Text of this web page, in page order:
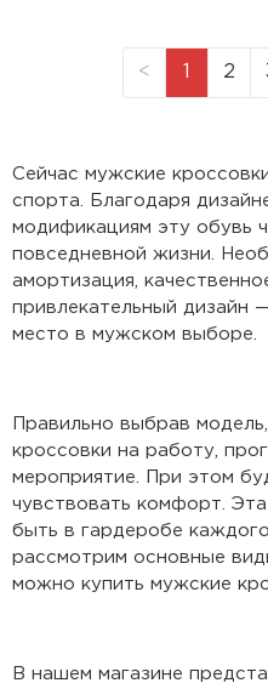
< 2
Сейчас мужские
спорта. Благодаря
модификациям эту обувь
повседневной жизни.
амортизация,
привлекательный дизайн
место в мужском выборе.
Правильно выбрав
кроссовки на работу,
мероприятие. При этом
чувствовать комфорт.
быть в гардеробе
рассмотрим основные
можно купить мужские
В нашем магазине